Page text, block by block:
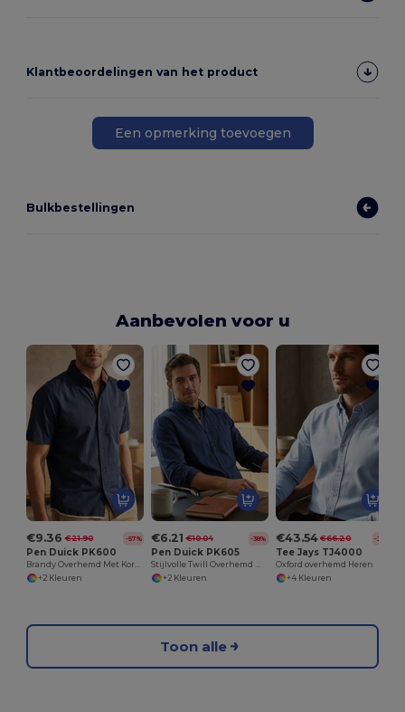
Klantbeoordelingen van het product
Een opmerking toevoegen
Bulkbestellingen
Aanbevolen voor u
€9.36 €21.90 -57%
Pen Duick PK600
Brandy Overhemd Met Korte Mouwen
+2 Kleuren
€6.21 €10.04 -38%
Pen Duick PK605
Stijlvolle Twill Overhemd Met Contrasterende Details
+2 Kleuren
€43.54 €66.20 -34%
Tee Jays TJ4000
Oxford overhemd Heren
+4 Kleuren
Toon alle